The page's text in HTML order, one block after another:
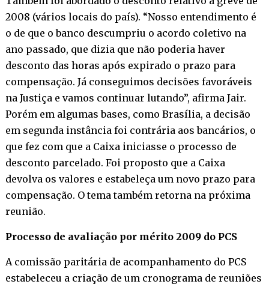
2008 (vários locais do país). “Nosso entendimento é
o de que o banco descumpriu o acordo coletivo na
ano passado, que dizia que não poderia haver
desconto das horas após expirado o prazo para
compensação. Já conseguimos decisões favoráveis
na Justiça e vamos continuar lutando”, afirma Jair.
Porém em algumas bases, como Brasília, a decisão
em segunda instância foi contrária aos bancários, o
que fez com que a Caixa iniciasse o processo de
desconto parcelado. Foi proposto que a Caixa
devolva os valores e estabeleça um novo prazo para
compensação. O tema também retorna na próxima
reunião.
Processo de avaliação por mérito 2009 do PCS
A comissão paritária de acompanhamento do PCS
estabeleceu a criação de um cronograma de reuniões